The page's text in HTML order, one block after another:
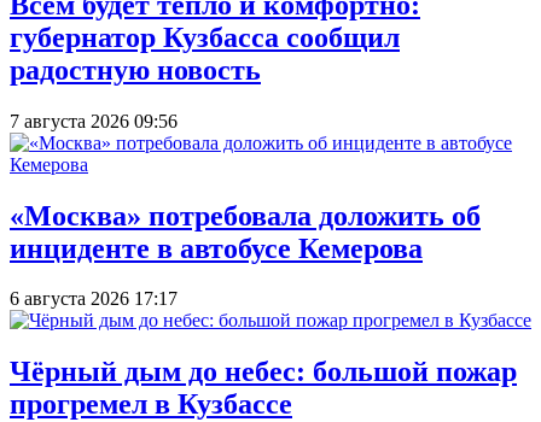
губернатор Кузбасса сообщил
радостную новость
7 августа 2026 09:56
«Москва» потребовала доложить об
инциденте в автобусе Кемерова
6 августа 2026 17:17
Чёрный дым до небес: большой пожар
прогремел в Кузбассе